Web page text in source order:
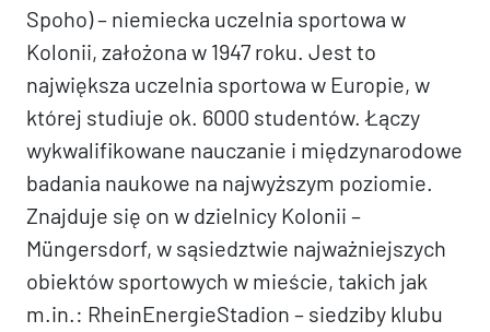
Spoho) – niemiecka uczelnia sportowa w
Kolonii, założona w 1947 roku. Jest to
największa uczelnia sportowa w Europie, w
której studiuje ok. 6000 studentów. Łączy
wykwalifikowane nauczanie i międzynarodowe
badania naukowe na najwyższym poziomie.
Znajduje się on w dzielnicy Kolonii –
Müngersdorf, w sąsiedztwie najważniejszych
obiektów sportowych w mieście, takich jak
m.in.: RheinEnergieStadion – siedziby klubu